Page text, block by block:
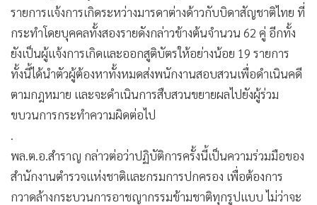
รายการแจ้งการเกิดระหว่างมารดาต่างด้าวกับบิดาสัญชาติไทย ที่
กระทำโดยบุคคลทั้งสองรายดังกล่าวข้างต้นจำนวน 62 คู่ อีกทั้ง
ยังเป็นผู้แจ้งการเกิดและออกสูติบัตรให้อย่างน้อย 19 รายการ
ทั้งนี้ได้นำตัวผู้ต้องหาทั้งหมดส่งพนักงานสอบสวนเพื่อดำเนินคดี
ตามกฎหมาย และจะดำเนินการสืบสวนขยายผลไปยังผู้ร่วม
ขบวนการกระทำความผิดต่อไป
.
พล.ต.อ.สำราญ กล่าวต่อว่าปฏิบัติการครั้งนี้เป็นความร่วมมือของ
สำนักงานตำรวจแห่งชาติและกรมการปกครอง เพื่อต้องการ
กวาดล้างกระบวนการอาชญากรรมข้ามชาติทุกรูปแบบ ไม่ว่าจะ